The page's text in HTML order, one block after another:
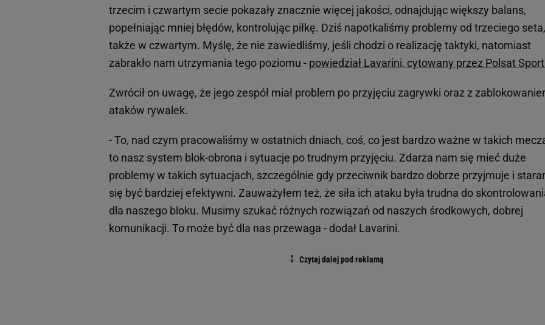
trzecim i czwartym secie pokazały znacznie więcej jakości, odnajdując większy balans,
popełniając mniej błędów, kontrolując piłkę. Dziś napotkaliśmy problemy od trzeciego
także w czwartym. Myślę, że nie zawiedliśmy, jeśli chodzi o realizację taktyki, natomiast
zabrakło nam utrzymania tego poziomu - powiedział Lavarini, cytowany przez Polsat
Zwrócił on uwagę, że jego zespół miał problem po przyjęciu zagrywki oraz z
ataków rywalek.
- To, nad czym pracowaliśmy w ostatnich dniach, coś, co jest bardzo ważne w takich
to nasz system blok-obrona i sytuacje po trudnym przyjęciu. Zdarza nam się mieć duże
problemy w takich sytuacjach, szczególnie gdy przeciwnik bardzo dobrze przyjmuje i
się być bardziej efektywni. Zauważyłem też, że siła ich ataku była trudna do
dla naszego bloku. Musimy szukać różnych rozwiązań od naszych środkowych, dobrej
komunikacji. To może być dla nas przewaga - dodał Lavarini.